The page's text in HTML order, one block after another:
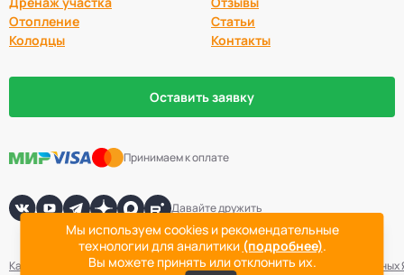
Отопление
Колодцы
Статьи
Контакты
Оставить заявку
Принимаем к оплате
Давайте дружить
Карта сайта Политика конфиденциальностиСогласие на обработку
Мы используем cookies и рекомендательные
технологии для аналитики (подробнее).
Вы можете принять или отклонить их.